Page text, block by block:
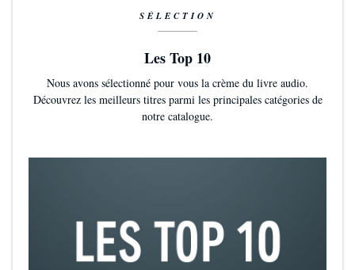
SÉLECTION
Les Top 10
Nous avons sélectionné pour vous la crème du livre audio.
Découvrez les meilleurs titres parmi les principales catégories de
notre catalogue.